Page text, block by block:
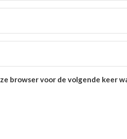
browser voor de volgende keer